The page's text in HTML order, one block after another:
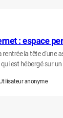
: espace
rentrée la tête d'une
est hébergé sur
anonyme